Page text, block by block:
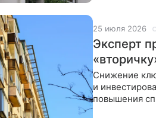
25 июля 2026
Эксперт
Снижение
и
повышения